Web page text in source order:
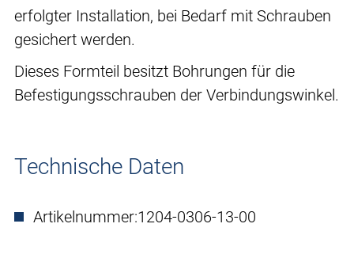
erfolgter Installation, bei Bedarf mit Schrauben
gesichert werden.
Dieses Formteil besitzt Bohrungen für die
Befestigungsschrauben der Verbindungswinkel.
Technische Daten
Artikelnummer:1204-0306-13-00